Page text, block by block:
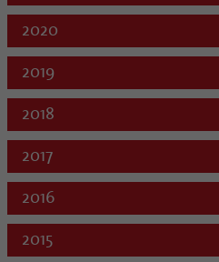
2020
2019
2018
2017
2016
2015